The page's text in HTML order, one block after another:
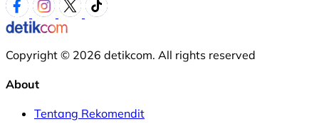
Copyright © 2026 detikcom. All rights reserved
About
Tentang Rekomendit